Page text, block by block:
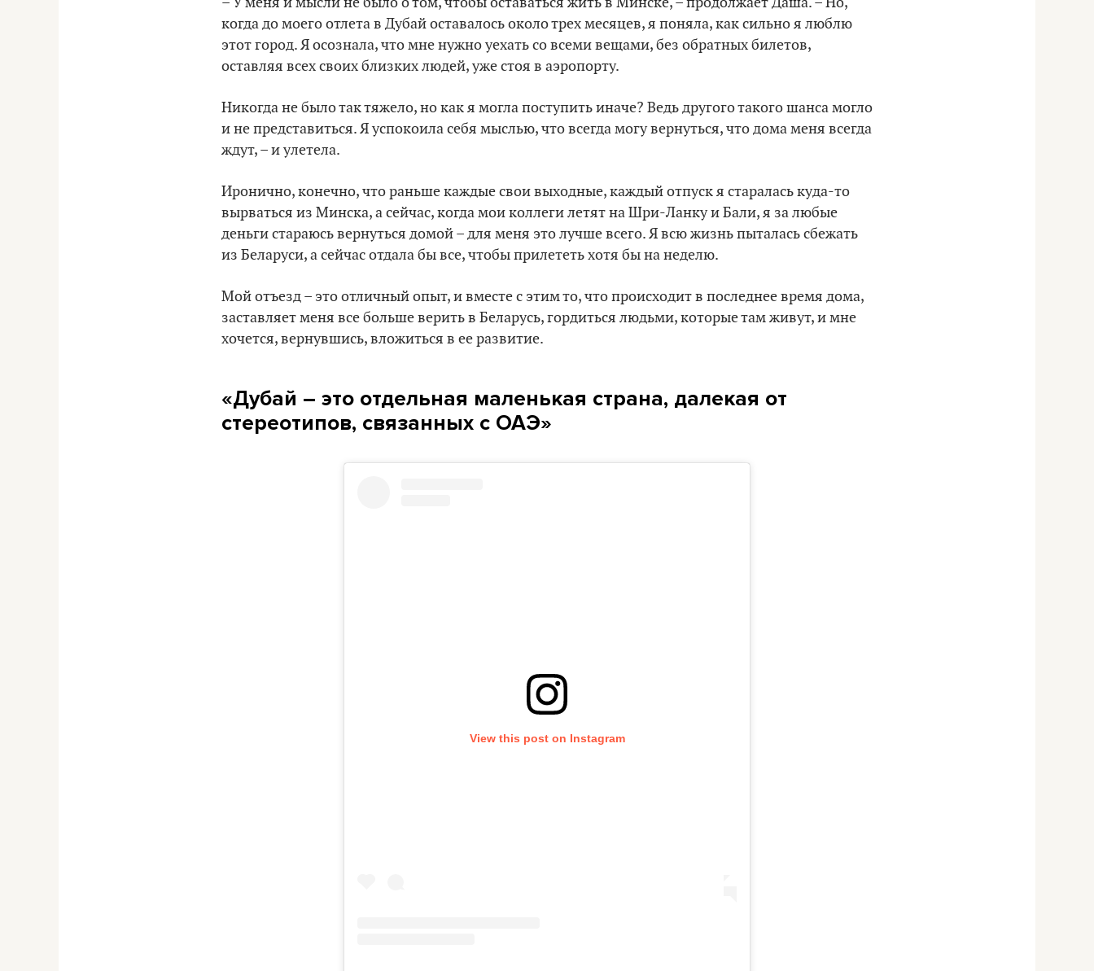
когда до моего отлета в Дубай оставалось около трех месяцев, я поняла, как сильно я люблю
этот город. Я осознала, что мне нужно уехать со всеми вещами, без обратных билетов,
оставляя всех своих близких людей, уже стоя в аэропорту.
Никогда не было так тяжело, но как я могла поступить иначе? Ведь другого такого шанса могло
и не представиться. Я успокоила себя мыслью, что всегда могу вернуться, что дома меня всегда
ждут, – и улетела.
Иронично, конечно, что раньше каждые свои выходные, каждый отпуск я старалась куда-то
вырваться из Минска, а сейчас, когда мои коллеги летят на Шри-Ланку и Бали, я за любые
деньги стараюсь вернуться домой – для меня это лучше всего. Я всю жизнь пыталась сбежать
из Беларуси, а сейчас отдала бы все, чтобы прилететь хотя бы на неделю.
Мой отъезд – это отличный опыт, и вместе с этим то, что происходит в последнее время дома,
заставляет меня все больше верить в Беларусь, гордиться людьми, которые там живут, и мне
хочется, вернувшись, вложиться в ее развитие.
«Дубай – это отдельная маленькая страна, далекая от
стереотипов, связанных с ОАЭ»
View this post on Instagram